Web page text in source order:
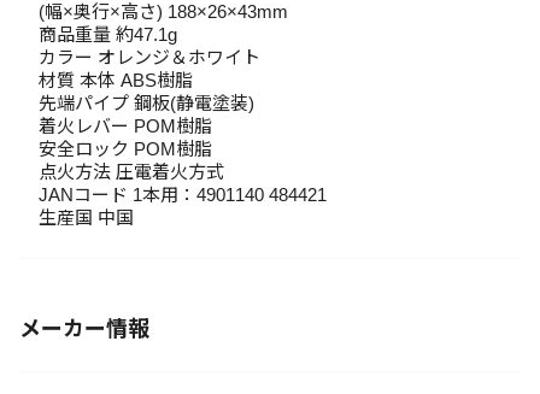
(幅×奥行×高さ) 188×26×43mm
商品重量 約47.1g
カラー オレンジ＆ホワイト
材質 本体 ABS樹脂
先端パイプ 鋼板(静電塗装)
着火レバー POM樹脂
安全ロック POM樹脂
点火方法 圧電着火方式
JANコード 1本用：4901140 484421
生産国 中国
メーカー情報